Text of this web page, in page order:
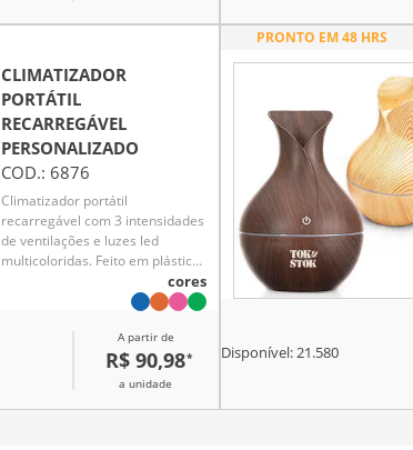
CLIMATIZADOR
PORTÁTIL
RECARREGÁVEL
PERSONALIZADO
COD.: 6876
Climatizador portátil
recarregável com 3 intensidades
de ventilações e luzes led
multicoloridas. Feito em plástico
polipropileno, o climatizador
umidificador, ventilador ou
ambas funções. Cabo tipo-C
cores
A partir de
R$ 90,98*
a unidade
PRONTO EM 48 HRS
Disponível:21.580